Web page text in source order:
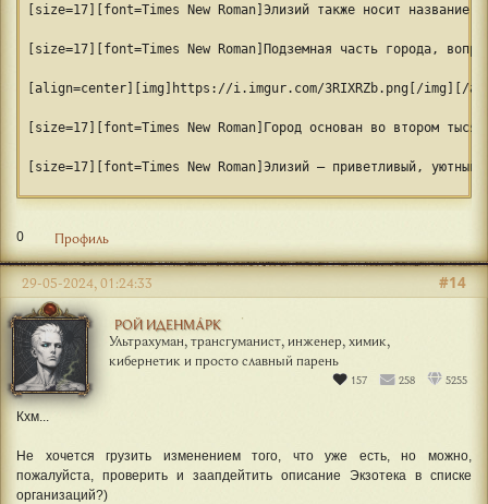
[size=17][font=Times New Roman]Элизий также носит
[size=17][font=Times New Roman]Подземная часть города,
[align=center][img]https://i.imgur.com/3RIXRZb.png[/img][/
[size=17][font=Times New Roman]Город основан во втором
[size=17][font=Times New Roman]Элизий – приветливый,
[size=17][font=Times New Roman]Большая часть коренного
[size=17][font=Times New Roman]Храмов и памятников
[size=17][font=Times New Roman]На улицах часто можно
[size=17][font=Times New Roman]Город может показаться
[float=right][img]https://i.imgur.com/bOqgn4K.png[/img][/
[size=17][font=Times New Roman]Штаб напоминает этакий
[size=17][font=Times New Roman]В Элизии расположена одна
0 Профиль
РОЙ ИДЕНМÁРК
Ультрахуман, трансгуманист, инженер, химик,
кибернетик и просто славный парень
157 258 5255
#14
29-05-2024, 01:24:33
Кхм...
Не хочется грузить изменением того, что уже есть, но можно,
пожалуйста, проверить и заапдейтить описание Экзотека в списке
организаций?)